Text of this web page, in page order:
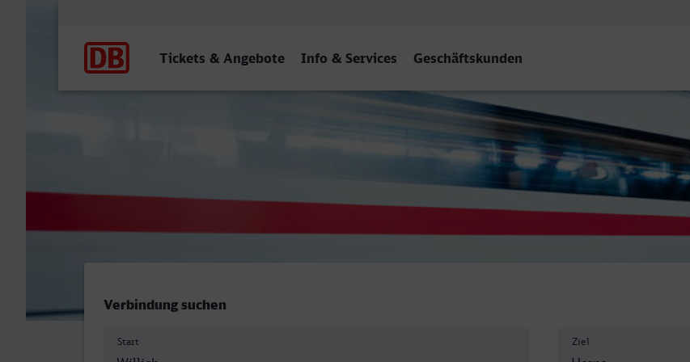
Tickets & Angebote Info & Services Geschäftskunden
Verbindung suchen
Start Ziel